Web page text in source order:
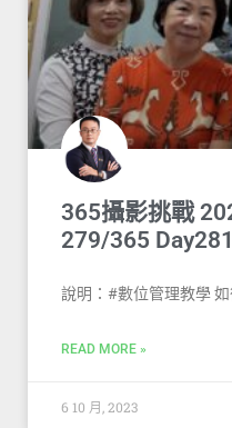
365攝影挑戰
279/365
說明：#數位管理教學
READ MORE »
6 10 月, 2023